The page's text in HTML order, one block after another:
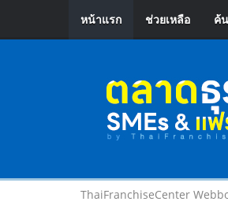
หน้าแรก ช่วยเหลือ ค้
ThaiFranchiseCenter